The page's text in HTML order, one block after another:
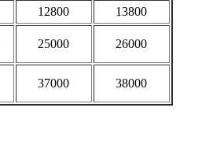
12800
13800
25000 26000
37000 38000